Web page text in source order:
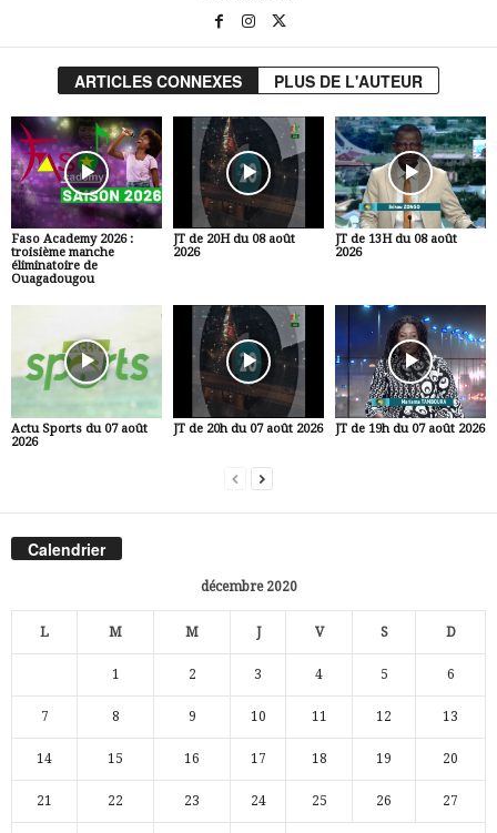
ARTICLES CONNEXES PLUS DE L'AUTEUR
Faso Academy 2026 :
troisième manche
éliminatoire de
Ouagadougou
JT de 20H du 08 août
2026
JT de 13H du 08 août
2026
Actu Sports du 07 août
2026
JT de 20h du 07 août 2026 JT de 19h du 07 août 2026
Calendrier
décembre 2020
L M M J V S D
1 2 3 4 5 6
7 8 9 10 11 12 13
14 15 16 17 18 19 20
21 22 23 24 25 26 27